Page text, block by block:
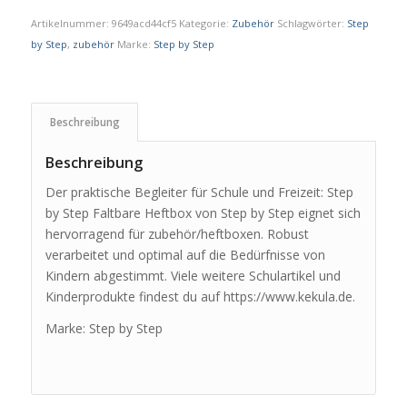
Artikelnummer: 9649acd44cf5 Kategorie: Zubehör Schlagwörter: Step
by Step, zubehör Marke: Step by Step
Beschreibung
Beschreibung
Der praktische Begleiter für Schule und Freizeit: Step
by Step Faltbare Heftbox von Step by Step eignet sich
hervorragend für zubehör/heftboxen. Robust
verarbeitet und optimal auf die Bedürfnisse von
Kindern abgestimmt. Viele weitere Schulartikel und
Kinderprodukte findest du auf https://www.kekula.de.
Marke: Step by Step